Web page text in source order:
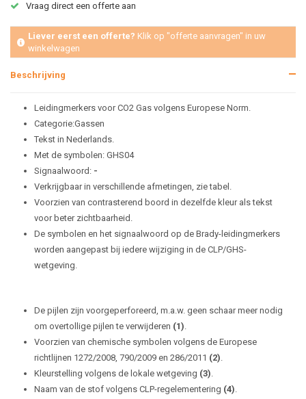
Vraag direct een offerte aan
Liever eerst een offerte? Klik op "offerte aanvragen" in uw
winkelwagen
Beschrijving
Leidingmerkers voor CO2 Gas volgens Europese Norm.
Categorie:Gassen
Tekst in Nederlands.
Met de symbolen: GHS04
Signaalwoord: -
Verkrijgbaar in verschillende afmetingen, zie tabel.
Voorzien van contrasterend boord in dezelfde kleur als tekst
voor beter zichtbaarheid.
De symbolen en het signaalwoord op de Brady-leidingmerkers
worden aangepast bij iedere wijziging in de CLP/GHS-
wetgeving.
De pijlen zijn voorgeperforeerd, m.a.w. geen schaar meer nodig
om overtollige pijlen te verwijderen (1).
Voorzien van chemische symbolen volgens de Europese
richtlijnen 1272/2008, 790/2009 en 286/2011 (2).
Kleurstelling volgens de lokale wetgeving (3).
Naam van de stof volgens CLP-regelementering (4).